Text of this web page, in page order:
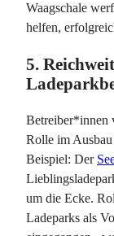
Waagschale
helfen,
5.
Betreiber*innen
Rolle im
Beispiel: Der
um die Ecke.
Ladeparks als